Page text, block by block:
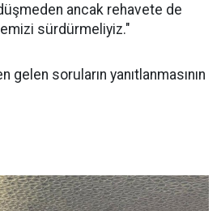
ancak rehavete de
sürdürmeliyiz."
gelen soruların yanıtlanmasının